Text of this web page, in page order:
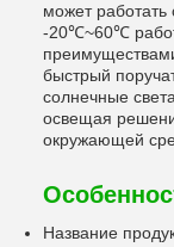
может
-20℃~60℃
быстрый
солнечные
освещая
окружающей
Название